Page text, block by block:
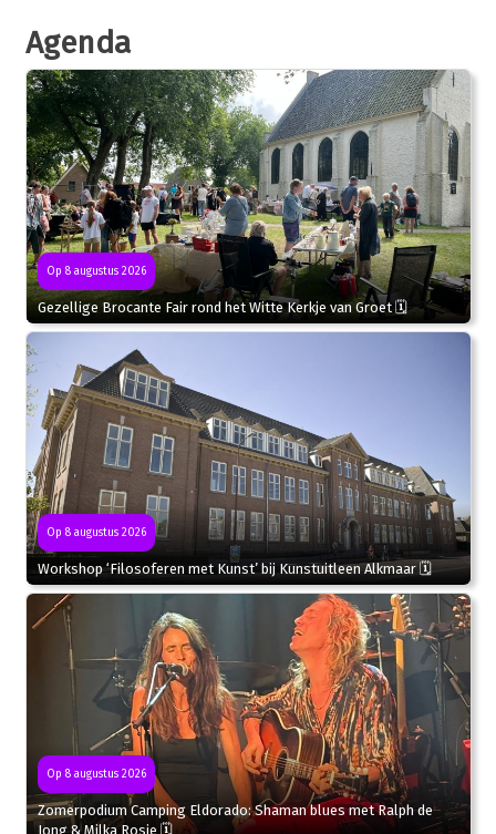
Agenda
Op 8 augustus 2026
Gezellige Brocante Fair rond het Witte Kerkje van Groet 🗓
Op 8 augustus 2026
Workshop ‘Filosoferen met Kunst’ bij Kunstuitleen Alkmaar 🗓
Op 8 augustus 2026
Zomerpodium Camping Eldorado: Shaman blues met Ralph de
Jong & Milka Rosie 🗓